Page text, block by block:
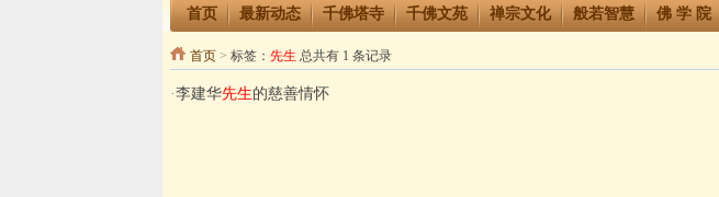
首页 最新动态 千佛塔寺 千佛文苑 禅宗文化 般若智慧 佛 学 院
首页> 标签： 先生 总共有 1 条记录
·李建华先生的慈善情怀